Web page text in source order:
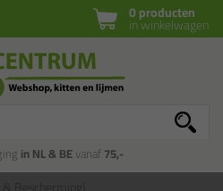
0 producten
in winkelwagen
in NL & BEvanaf75,-